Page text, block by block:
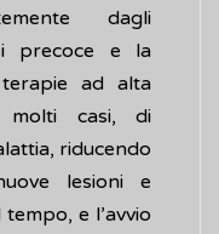
dagli
precoce e la
ad alta
molti casi, di
riducendo
lesioni e
e l’avvio